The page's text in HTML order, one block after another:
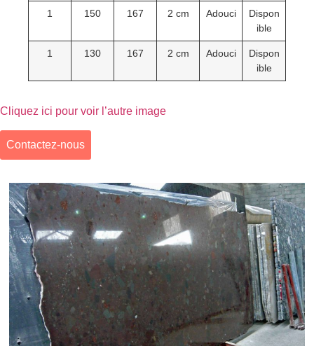
1 150 167 2 cm Adouci
Dispon
ible
1 130 167 2 cm Adouci
Dispon
ible
Cliquez ici pour voir l’autre image
Contactez-nous